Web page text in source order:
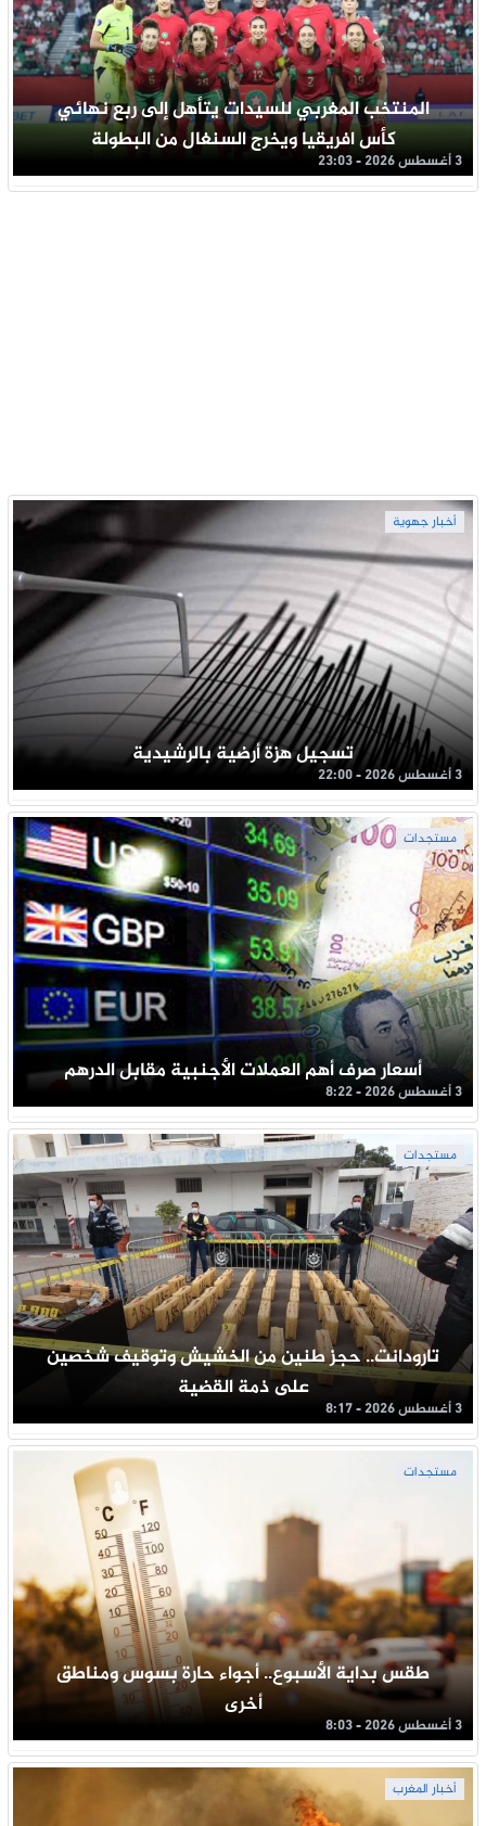
المنتخب المغربي للسيدات يتأهل إلى ربع نهائي
كأس افريقيا ويخرج السنغال من البطولة
3 أغسطس 2026 - 23:03
أخبار جهوية
تسجيل هزة أرضية بالرشيدية
3 أغسطس 2026 - 22:00
مستجدات
أسعار صرف أهم العملات الأجنبية مقابل الدرهم
3 أغسطس 2026 - 8:22
مستجدات
تارودانت.. حجز طنين من الخشيش وتوقيف شخصين
على ذمة القضية
3 أغسطس 2026 - 8:17
مستجدات
طقس بداية الأسبوع.. أجواء حارة بسوس ومناطق
أخرى
3 أغسطس 2026 - 8:03
أخبار المغرب